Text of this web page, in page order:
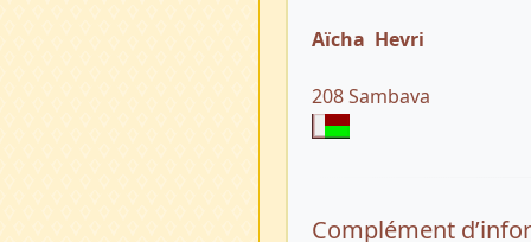
Aïcha Hevri
208 Sambava
Complément